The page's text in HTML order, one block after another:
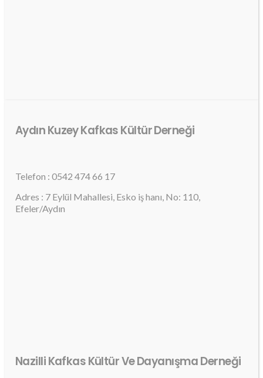
Aydın Kuzey Kafkas Kültür Derneği
Telefon : 0542 474 66 17
Adres : 7 Eylül Mahallesi, Esko iş hanı, No: 110,
Efeler/Aydın
Nazilli Kafkas Kültür Ve Dayanışma Derneği